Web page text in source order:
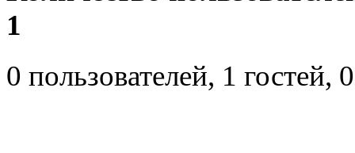
1
0 пользователей, 1